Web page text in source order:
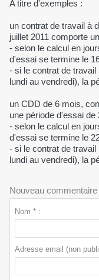
A titre d'exemples :
un contrat de travail à
juillet 2011 comporte
- selon le calcul en
d'essai se termine le
- si le contrat de
lundi au vendredi), la
un CDD de 6 mois,
une période d'essai de
- selon le calcul en
d'essai se termine le
- si le contrat de
lundi au vendredi), la
Nouveau commentaire
Nom * :
Adresse email (non